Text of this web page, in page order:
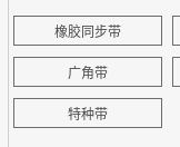
橡胶同步带
广角带
特种带